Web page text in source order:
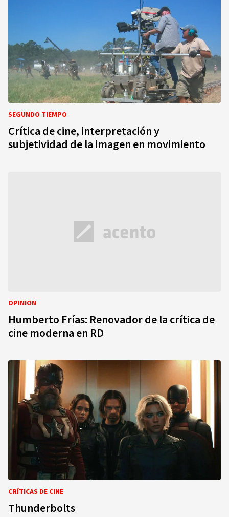
SEGUNDO TIEMPO
Crítica de cine, interpretación y
subjetividad de la imagen en movimiento
OPINIÓN
Humberto Frías: Renovador de la crítica de
cine moderna en RD
CRÍTICAS DE CINE
Thunderbolts